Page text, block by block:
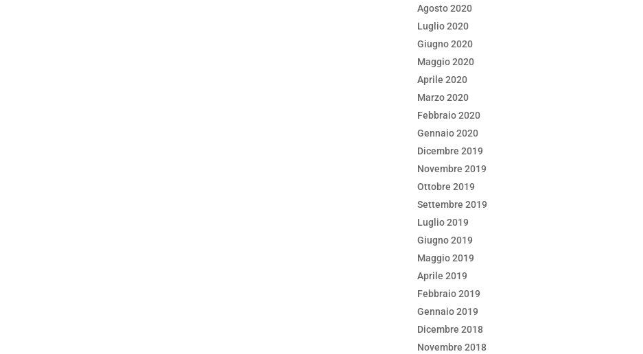
Agosto 2020
Luglio 2020
Giugno 2020
Maggio 2020
Aprile 2020
Marzo 2020
Febbraio 2020
Gennaio 2020
Dicembre 2019
Novembre 2019
Ottobre 2019
Settembre 2019
Luglio 2019
Giugno 2019
Maggio 2019
Aprile 2019
Febbraio 2019
Gennaio 2019
Dicembre 2018
Novembre 2018